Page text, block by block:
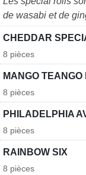
de wasabi et de
CHEDDAR
8 pièces
MANGO TEANGO
8 pièces
PHILADELPHIA
8 pièces
RAINBOW SIX
8 pièces